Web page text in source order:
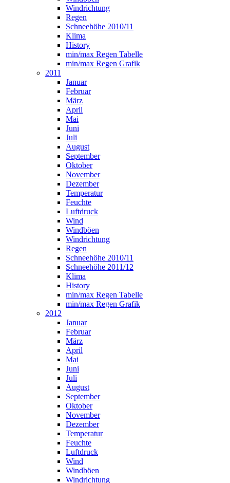
Windrichtung
Regen
Schneehöhe 2010/11
Klima
History
min/max Regen Tabelle
min/max Regen Grafik
2011
Januar
Februar
März
April
Mai
Juni
Juli
August
September
Oktober
November
Dezember
Temperatur
Feuchte
Luftdruck
Wind
Windböen
Windrichtung
Regen
Schneehöhe 2010/11
Schneehöhe 2011/12
Klima
History
min/max Regen Tabelle
min/max Regen Grafik
2012
Januar
Februar
März
April
Mai
Juni
Juli
August
September
Oktober
November
Dezember
Temperatur
Feuchte
Luftdruck
Wind
Windböen
Windrichtung